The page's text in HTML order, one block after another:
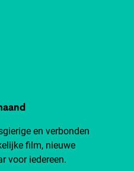
en verbonden
film, nieuwe
voor iedereen.